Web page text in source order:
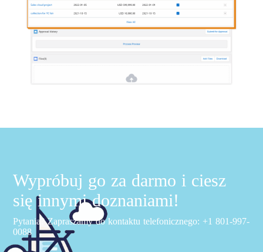
Wypróbuj go za darmo i ciesz
się innymi doznaniami!
Pytania? Zapraszamy do kontaktu telefonicznego: +1 801-997-
0088